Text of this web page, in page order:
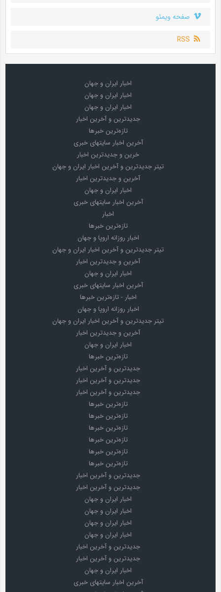
صفحه ویمئو
RSS
اخبار ایران و جهان
اخبار ایران و جهان
اخبار ایران و جهان
جدیدترین و آخرین اخبار
تازه‌ترین خبرها
آخرین اخبار سایتهای خبری
خرین و جدیدترین اخبار
تیتر جدیدترین و آخرین اخبار ایران و جهان
آخرین و جدیدترین اخبار
اخبار ایران و جهان
آخرین اخبار سایتهای خبری
اخبار
تازه‌ترین خبرها
اخبار روزانه اروپا و جهان
تیتر جدیدترین و آخرین اخبار ایران و جهان
آخرین و جدیدترین اخبار
اخبار ایران و جهان
آخرین اخبار سایتهای خبری
اخبار - تازه‌ترین خبرها
اخبار روزانه اروپا و جهان
تیتر جدیدترین و آخرین اخبار ایران و جهان
آخرین و جدیدترین اخبار
اخبار ایران و جهان
تازه‌ترین خبرها
جدیدترین و آخرین اخبار
جدیدترین و آخرین اخبار
جدیدترین و آخرین اخبار
تازه‌ترین خبرها
تازه‌ترین خبرها
تازه‌ترین خبرها
تازه‌ترین خبرها
تازه‌ترین خبرها
تازه‌ترین خبرها
جدیدترین و آخرین اخبار
جدیدترین و آخرین اخبار
اخبار ایران و جهان
اخبار ایران و جهان
اخبار ایران و جهان
اخبار ایران و جهان
جدیدترین و آخرین اخبار
جدیدترین و آخرین اخبار
اخبار ایران و جهان
آخرین اخبار سایتهای خبری